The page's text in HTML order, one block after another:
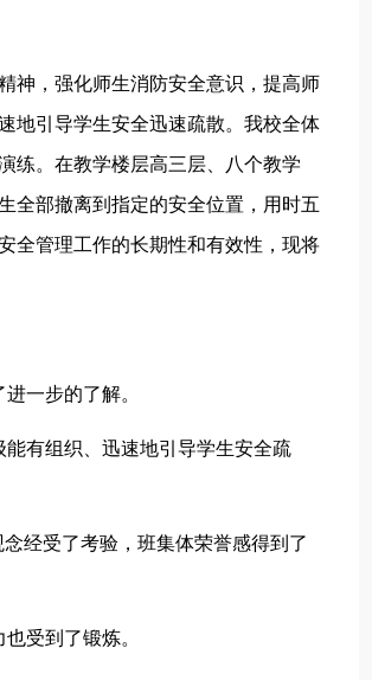
神，强化师生消防安全意识，提高师
地引导学生安全迅速疏散。我校全体
练。在教学楼层高三层、八个教学
全部撤离到指定的安全位置，用时五
全管理工作的长期性和有效性，现将
一步的了解。
有组织、迅速地引导学生安全疏
经受了考验，班集体荣誉感得到了
受到了锻炼。